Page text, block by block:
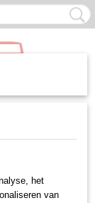
het
van